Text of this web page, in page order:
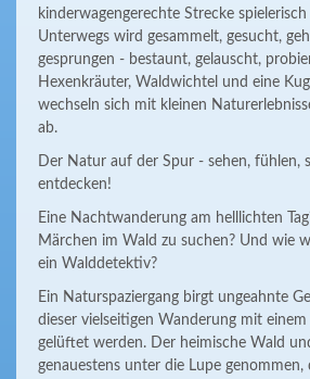
kinderwagengerechte Strecke
Unterwegs wird gesammelt, gesucht,
gesprungen - bestaunt, gelauscht,
Hexenkräuter, Waldwichtel und eine
wechseln sich mit kleinen
ab.
Der Natur auf der Spur - sehen, fühlen,
entdecken!
Eine Nachtwanderung am helllichten
Märchen im Wald zu suchen? Und wie
ein Walddetektiv?
Ein Naturspaziergang birgt ungeahnte
dieser vielseitigen Wanderung mit
gelüftet werden. Der heimische Wald
genauestens unter die Lupe